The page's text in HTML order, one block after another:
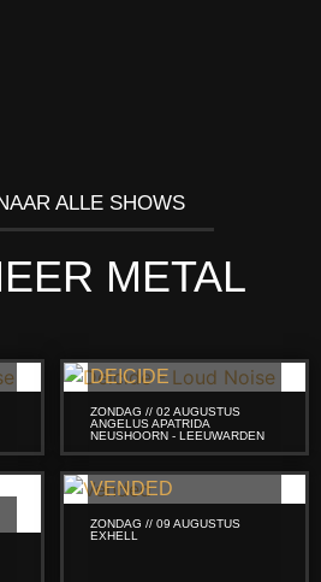
ALLE SHOWS
METAL
DEICIDE
ZONDAG // 02 AUGUSTUS
ANGELUS APATRIDA
NEUSHOORN - LEEUWARDEN
VENDED
ZONDAG // 09 AUGUSTUS
EXHELL